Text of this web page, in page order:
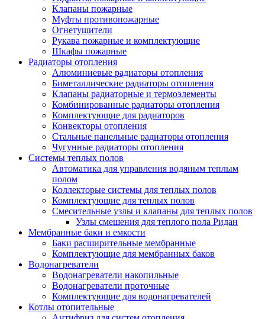
Клапаны пожарные
Муфты противопожарные
Огнетушители
Рукава пожарные и комплектующие
Шкафы пожарные
Радиаторы отопления
Алюминиевые радиаторы отопления
Биметаллические радиаторы отопления
Клапаны радиаторные и термоэлементы
Комбинированные радиаторы отопления
Комплектующие для радиаторов
Конвекторы отопления
Стальные панельные радиаторы отопления
Чугунные радиаторы отопления
Системы теплых полов
Автоматика для управления водяным теплым
полом
Коллекторые системы для теплых полов
Комплектующие для теплых полов
Смесительные узлы и клапаны для теплых полов
Узлы смешения для теплого пола Ридан
Мембранные баки и емкости
Баки расширительные мембранные
Комплектующие для мембранных баков
Водонагреватели
Водонагреватели накопильные
Водонагреватели проточные
Комплектующие для водонагревателей
Котлы отопительные